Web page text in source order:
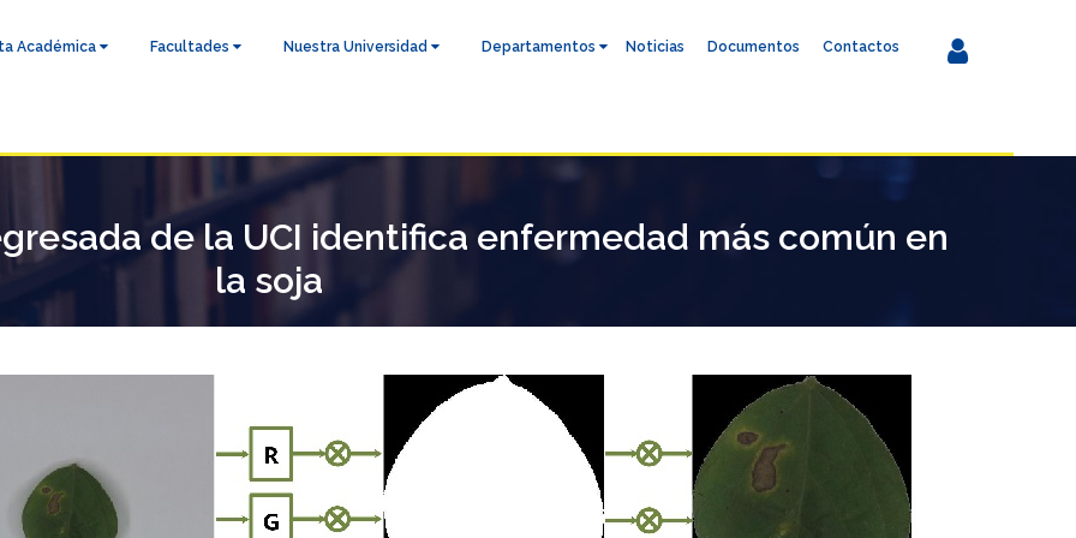
Académica Facultades Nuestra Universidad Departamentos Noticias Documentos Contactos
de la UCI identifica enfermedad más común en
la soja